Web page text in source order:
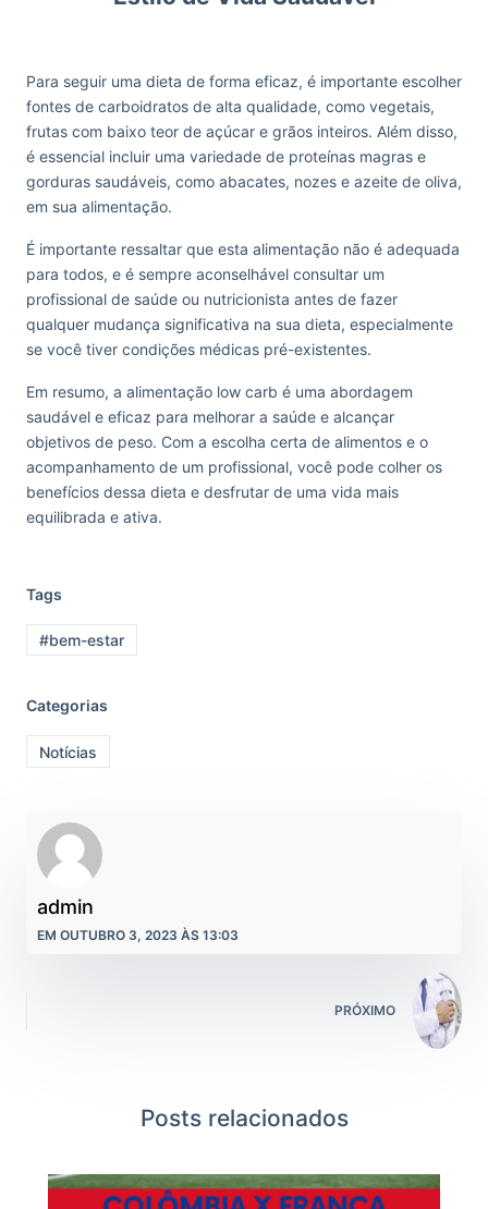
Para seguir uma dieta de forma eficaz, é importante escolher
fontes de carboidratos de alta qualidade, como vegetais,
frutas com baixo teor de açúcar e grãos inteiros. Além disso,
é essencial incluir uma variedade de proteínas magras e
gorduras saudáveis, como abacates, nozes e azeite de oliva,
em sua alimentação.
É importante ressaltar que esta alimentação não é adequada
para todos, e é sempre aconselhável consultar um
profissional de saúde ou nutricionista antes de fazer
qualquer mudança significativa na sua dieta, especialmente
se você tiver condições médicas pré-existentes.
Em resumo, a alimentação low carb é uma abordagem
saudável e eficaz para melhorar a saúde e alcançar
objetivos de peso. Com a escolha certa de alimentos e o
acompanhamento de um profissional, você pode colher os
benefícios dessa dieta e desfrutar de uma vida mais
equilibrada e ativa.
Tags
#bem-estar
Categorias
Notícias
admin
EM OUTUBRO 3, 2023 ÀS 13:03
PRÓXIMO
Posts relacionados